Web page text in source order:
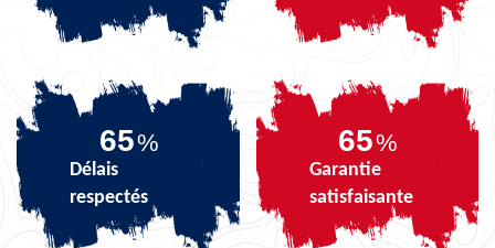
81%
Délais
respectés
81%
Garantie
satisfaisante